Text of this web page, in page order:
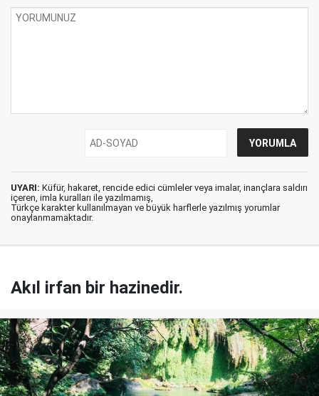
UYARI: Küfür, hakaret, rencide edici cümleler veya imalar, inançlara saldırı
içeren, imla kuralları ile yazılmamış,
Türkçe karakter kullanılmayan ve büyük harflerle yazılmış yorumlar
onaylanmamaktadır.
Akıl irfan bir hazinedir.